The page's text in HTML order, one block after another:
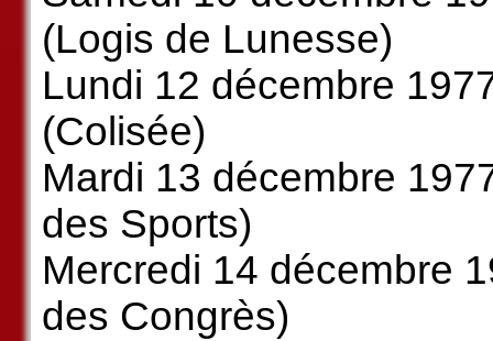
(Logis de Lunesse)
Lundi 12 décembre
(Colisée)
Mardi 13 décembre
des Sports)
Mercredi 14 décembre
des Congrès)